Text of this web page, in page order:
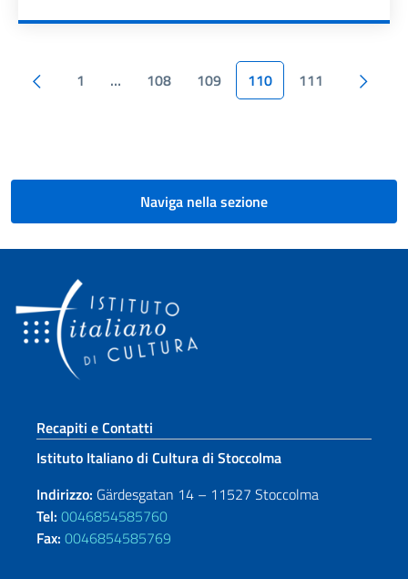
Paginazione
Pagina precedente
1 … 108 109 110 111
Naviga nella sezione
Sezione footer
Recapiti e Contatti
Istituto Italiano di Cultura di Stoccolma
Indirizzo: Gärdesgatan 14 – 11527 Stoccolma
Tel: 0046854585760
Fax: 0046854585769